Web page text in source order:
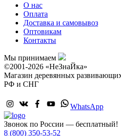
О нас
Оплата
Доставка и самовывоз
Оптовикам
Контакты
Мы принимаем
©2001-2026 «НеЗнаЙка»
Магазин деревянных
РФ и СНГ
WhatsApp
Звонок по России — бесплатный!
8 (800) 350-53-52